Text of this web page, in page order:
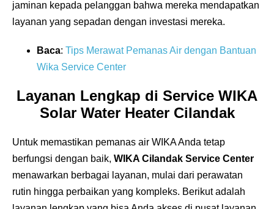
jaminan kepada pelanggan bahwa mereka mendapatkan
layanan yang sepadan dengan investasi mereka.
Baca: Tips Merawat Pemanas Air dengan Bantuan
Wika Service Center
Layanan Lengkap di Service WIKA
Solar Water Heater Cilandak
Untuk memastikan pemanas air WIKA Anda tetap
berfungsi dengan baik, WIKA Cilandak Service Center
menawarkan berbagai layanan, mulai dari perawatan
rutin hingga perbaikan yang kompleks. Berikut adalah